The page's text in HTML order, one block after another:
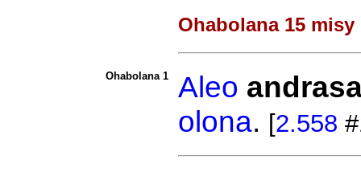
Ohabolana 15
Ohabolana 1 Aleo
olona. [2.558